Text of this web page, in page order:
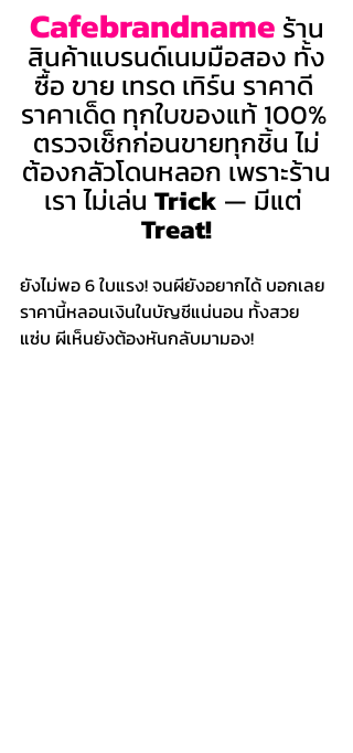
Cafebrandname ร้าน
สินค้าแบรนด์เนมมือสอง ทั้ง
ซื้อ ขาย เทรด เทิร์น ราคาดี
ราคาเด็ด ทุกใบของแท้ 100%
ตรวจเช็กก่อนขายทุกชิ้น ไม่
ต้องกลัวโดนหลอก เพราะร้าน
เรา ไม่เล่น Trick — มีแต่
Treat!
ยังไม่พอ 6 ใบแรง! จนผียังอยากได้ บอกเลย
ราคานี้หลอนเงินในบัญชีแน่นอน ทั้งสวย
แซ่บ ผีเห็นยังต้องหันกลับมามอง!